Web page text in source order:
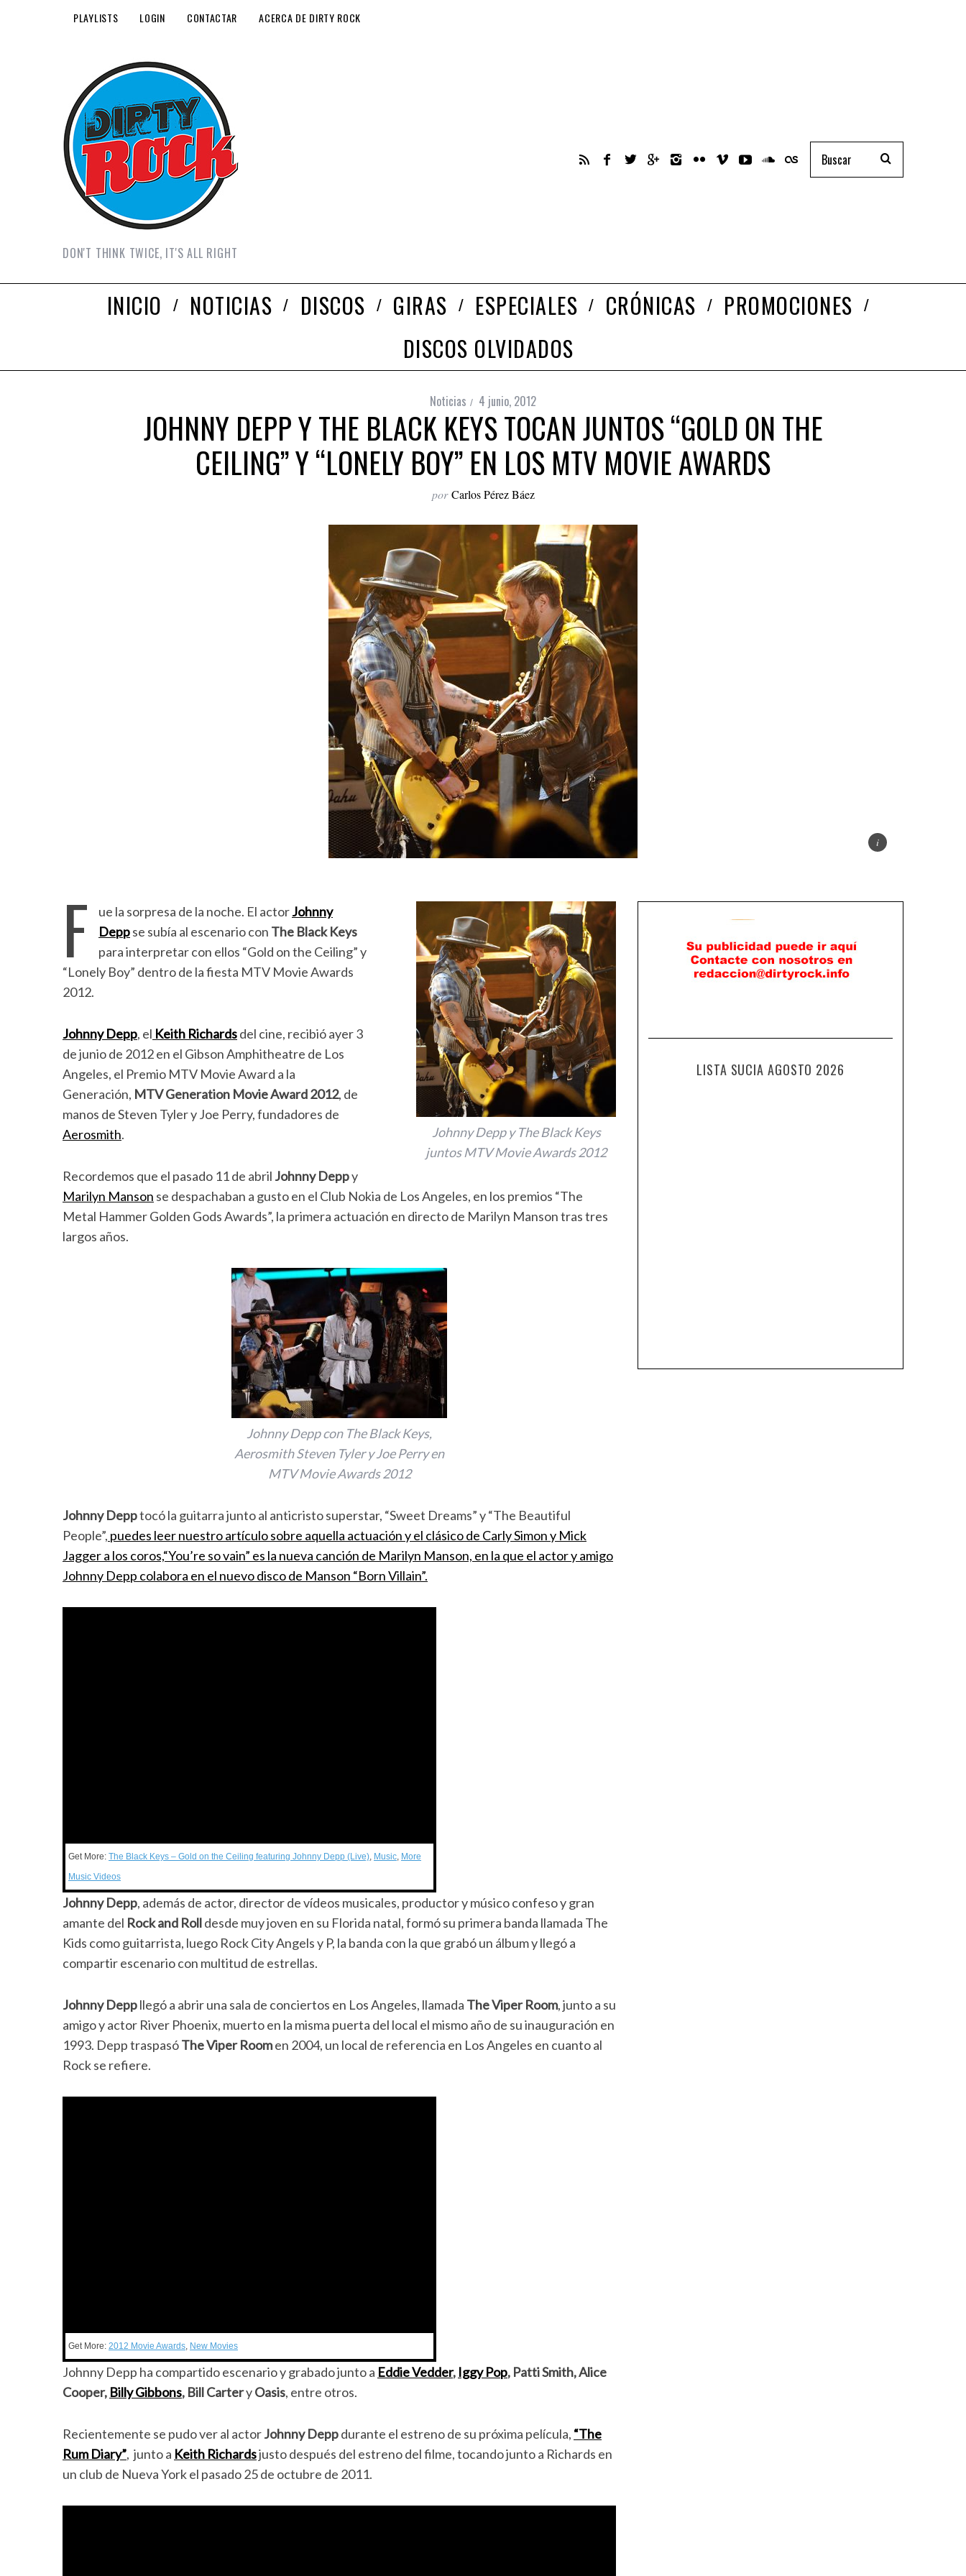
PLAYLISTS LOGIN CONTACTAR ACERCA DE DIRTY ROCK
DON'T THINK TWICE, IT'S ALL RIGHT
INICIO NOTICIAS DISCOS GIRAS ESPECIALES CRÓNICAS
PROMOCIONES
DISCOS OLVIDADOS
Noticias 4 junio, 2012
JOHNNY DEPP Y THE BLACK KEYS TOCAN JUNTOS “GOLD ON THE
CEILING” Y “LONELY BOY” EN LOS MTV MOVIE AWARDS
por Carlos Pérez Báez
Johnny Depp y The Black Keys
juntos MTV Movie Awards 2012
F ue la sorpresa de la noche. El actorJohnny
Deppse subía al escenario con The Black Keys
para interpretar con ellos “Gold on the Ceiling” y
“Lonely Boy” dentro de la fiesta MTV Movie Awards
2012.
Johnny Depp, el Keith Richardsdel cine, recibió ayer 3
de junio de 2012 en el Gibson Amphitheatre de Los
Angeles, el Premio MTV Movie Award a la
Generación, MTV Generation Movie Award 2012, de
manos de Steven Tyler y Joe Perry, fundadores de
Aerosmith.
Recordemos que el pasado 11 de abril Johnny Deppy
Marilyn Manson se despachaban a gusto en el Club Nokia de Los Angeles, en los premios “The
Metal Hammer Golden Gods Awards”, la primera actuación en directo de Marilyn Manson tras tres
largos años.
Johnny Depp con The Black Keys,
Aerosmith Steven Tyler y Joe Perry en
MTV Movie Awards 2012
Johnny Depptocó la guitarra junto al anticristo superstar, “Sweet Dreams” y “The Beautiful
People”, puedes leer nuestro artículo sobre aquella actuación y el clásico de Carly Simon y Mick
Jagger a los coros,“You’re so vain” es la nueva canción de Marilyn Manson, en la que el actor y amigo
Johnny Depp colabora en el nuevo disco de Manson “Born Villain”.
Get More: The Black Keys – Gold on the Ceiling featuring Johnny Depp (Live), Music, More
Music Videos
Johnny Depp, además de actor, director de vídeos musicales, productor y músico confeso y gran
amante del Rock and Rolldesde muy joven en su Florida natal, formó su primera banda llamada The
Kids como guitarrista, luego Rock City Angels y P, la banda con la que grabó un álbum y llegó a
compartir escenario con multitud de estrellas.
Johnny Deppllegó a abrir una sala de conciertos en Los Angeles, llamada The Viper Room, junto a su
amigo y actor River Phoenix, muerto en la misma puerta del local el mismo año de su inauguración en
1993. Depp traspasóThe Viper Roomen 2004, un local de referencia en Los Angeles en cuanto al
Rock se refiere.
Get More: 2012 Movie Awards, New Movies
Johnny Depp ha compartido escenario y grabado junto a Eddie Vedder, Iggy Pop, Patti Smith, Alice
Cooper, Billy Gibbons, Bill CarteryOasis, entre otros.
Recientemente se pudo ver al actorJohnny Deppdurante el estreno de su próxima película, “The
Rum Diary”, junto a Keith Richardsjusto después del estreno del filme, tocando junto a Richards en
un club de Nueva York el pasado 25 de octubre de 2011.
LISTA SUCIA AGOSTO 2026